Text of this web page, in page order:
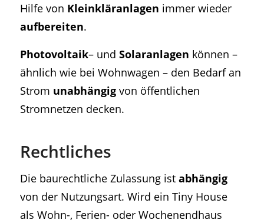
Hilfe von Kleinkläranlagen immer wieder
aufbereiten.
Photovoltaik– und Solaranlagen können –
ähnlich wie bei Wohnwagen – den Bedarf an
Strom unabhängigvon öffentlichen
Stromnetzen decken.
Rechtliches
Die baurechtliche Zulassung ist abhängig
von der Nutzungsart. Wird ein Tiny House
als Wohn-, Ferien- oder Wochenendhaus